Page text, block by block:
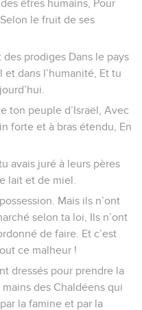
êtres humains, Pour
le fruit de ses
prodiges Dans le pays
et dans l’humanité, Et tu
ton peuple d’Israël, Avec
forte et à bras étendu, En
avais juré à leurs pères
lait et de miel.
Mais ils n’ont
selon ta loi, Ils n’ont
de faire. Et c’est
ce malheur !
dressés pour prendre la
des Chaldéens qui
la famine et par la